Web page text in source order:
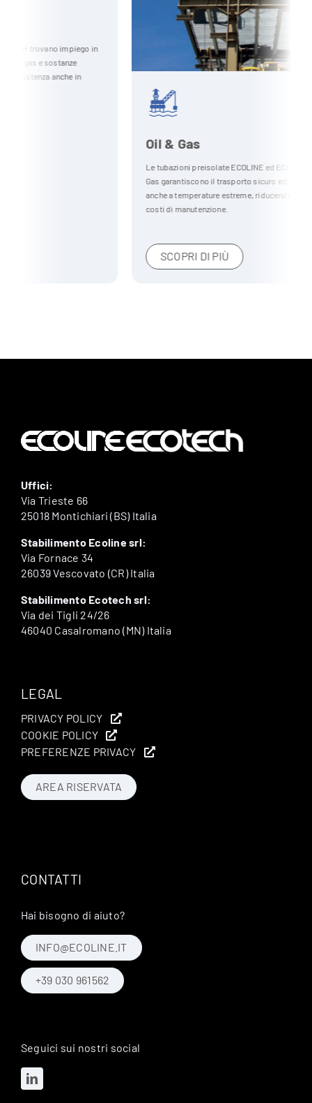
Le tubazioni preisolate ECOLINE ed ECOTECH per il settore Oil &
Gas garantiscono il trasporto sicuro ed efficiente di liquidi e gas,
anche a temperature estreme, riducendo dispersioni termiche e
costi di manutenzione.
SCOPRI DI PIÙ
Uffici:
Via Trieste 66
25018 Montichiari (BS) Italia
Stabilimento Ecoline srl:
Via Fornace 34
26039 Vescovato (CR) Italia
Stabilimento Ecotech srl:
Via dei Tigli 24/26
46040 Casalromano (MN) Italia
LEGAL
PRIVACY POLICY
COOKIE POLICY
PREFERENZE PRIVACY
AREA RISERVATA
CONTATTI
Hai bisogno di aiuto?
INFO@ECOLINE.IT
+39 030 961562
Seguici sui nostri social